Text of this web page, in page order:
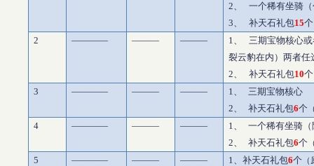
2、
一个稀有坐骑
3、 补天石礼包15个
2 ———— ——— ——— 1、
三期宝物核心
裂云豹在内）两者任
2、 补天石礼包10个
3 ———— ——— ——— 1、
三期宝物核心
2、
补天石礼包6个
4 ———— ——— ——— 1、
一个稀有坐骑
2、
补天石礼包6个
5 ———— ——— ——— 1、补天石礼包6个